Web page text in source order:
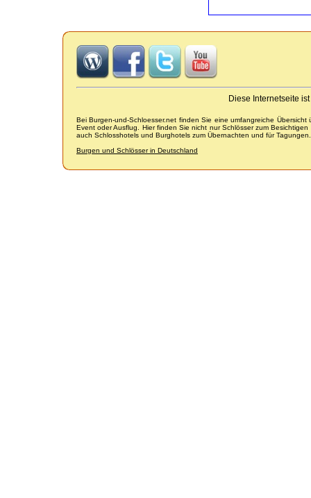
Diese Internetseite
Bei Burgen-und-Schloesser.net finden Sie eine umfangreiche
Event oder Ausflug. Hier finden Sie nicht nur Schlösser zum
auch Schlosshotels und Burghotels zum Übernachten und für Tagungen.
Burgen und Schlösser in Deutschland